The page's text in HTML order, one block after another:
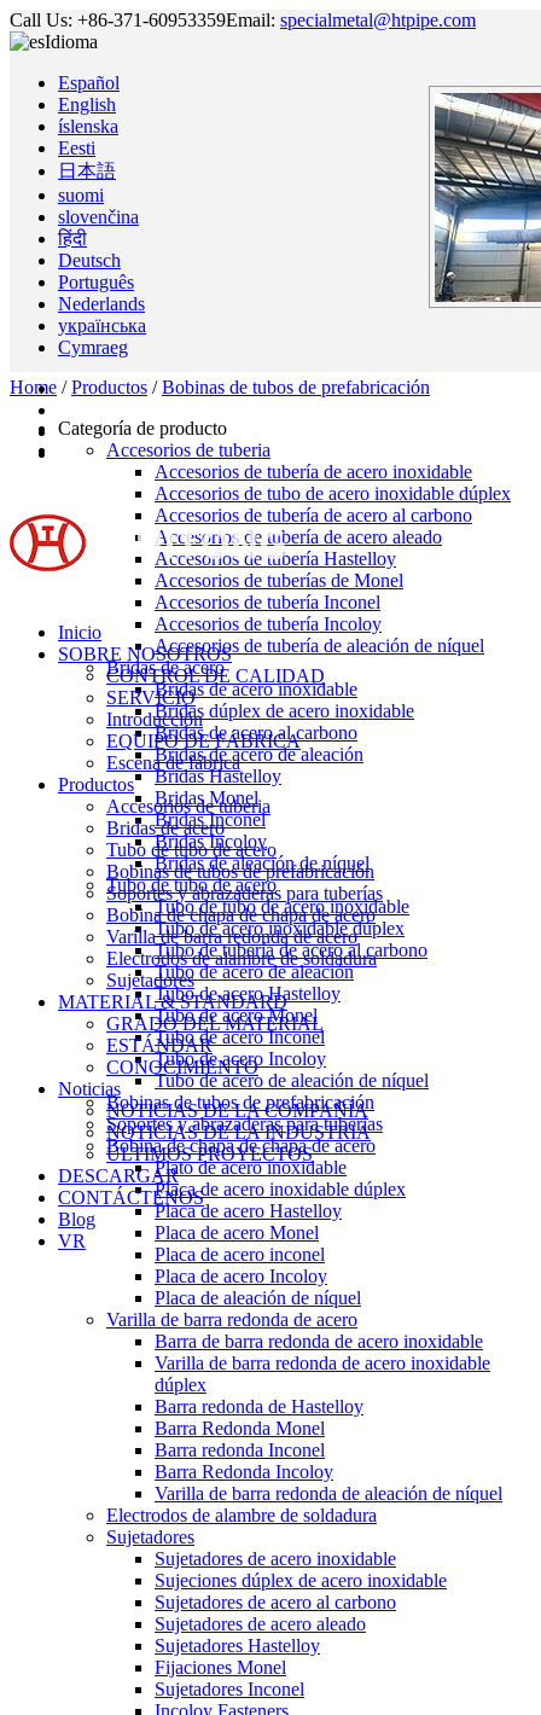
Call Us: +86-371-60953359Email: specialmetal@htpipe.com
Idioma
Español
English
íslenska
Eesti
日本語
suomi
slovenčina
हिंदी
Deutsch
Português
Nederlands
українська
Cymraeg
Inicio
SOBRE NOSOTROS
CONTROL DE CALIDAD
SERVICIO
Introducción
EQUIPO DE FÁBRICA
Escena de fábrica
Productos
Accesorios de tuberia
Bridas de acero
Tubo de tubo de acero
Bobinas de tubos de prefabricación
Soportes y abrazaderas para tuberías
Bobina de chapa de chapa de acero
Varilla de barra redonda de acero
Electrodos de alambre de soldadura
Sujetadores
MATERIAL & STANDARD
GRADO DEL MATERIAL
ESTÁNDAR
CONOCIMIENTO
Noticias
NOTICIAS DE LA COMPAÑÍA
NOTICIAS DE LA INDUSTRIA
ÚLTIMOS PROYECTOS
DESCARGAR
CONTÁCTENOS
Blog
VR
Home /Productos /Bobinas de tubos de prefabricación
Categoría de producto
Accesorios de tuberia
Accesorios de tubería de acero inoxidable
Accesorios de tubo de acero inoxidable dúplex
Accesorios de tubería de acero al carbono
Accesorios de tubería de acero aleado
Accesorios de tubería Hastelloy
Accesorios de tuberías de Monel
Accesorios de tubería Inconel
Accesorios de tubería Incoloy
Accesorios de tubería de aleación de níquel
Bridas de acero
Bridas de acero inoxidable
Bridas dúplex de acero inoxidable
Bridas de acero al carbono
Bridas de acero de aleación
Bridas Hastelloy
Bridas Monel
Bridas Inconel
Bridas Incoloy
Bridas de aleación de níquel
Tubo de tubo de acero
Tubo de tubo de acero inoxidable
Tubo de acero inoxidable dúplex
Tubo de tubería de acero al carbono
Tubo de acero de aleación
Tubo de acero Hastelloy
Tubo de acero Monel
Tubo de acero Inconel
Tubo de acero Incoloy
Tubo de acero de aleación de níquel
Bobinas de tubos de prefabricación
Soportes y abrazaderas para tuberías
Bobina de chapa de chapa de acero
Plato de acero inoxidable
Placa de acero inoxidable dúplex
Placa de acero Hastelloy
Placa de acero Monel
Placa de acero inconel
Placa de acero Incoloy
Placa de aleación de níquel
Varilla de barra redonda de acero
Barra de barra redonda de acero inoxidable
Varilla de barra redonda de acero inoxidable
dúplex
Barra redonda de Hastelloy
Barra Redonda Monel
Barra redonda Inconel
Barra Redonda Incoloy
Varilla de barra redonda de aleación de níquel
Electrodos de alambre de soldadura
Sujetadores
Sujetadores de acero inoxidable
Sujeciones dúplex de acero inoxidable
Sujetadores de acero al carbono
Sujetadores de acero aleado
Sujetadores Hastelloy
Fijaciones Monel
Sujetadores Inconel
Incoloy Fasteners